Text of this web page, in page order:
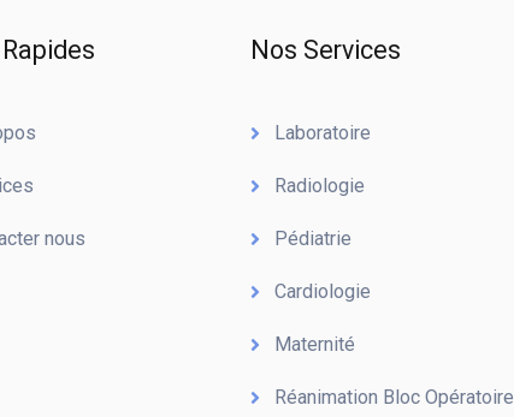
nous
Nos Services
Laboratoire
Radiologie
Pédiatrie
Cardiologie
Maternité
Réanimation Bloc Opératoire